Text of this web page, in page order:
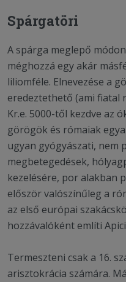
Spárgatöri
A spárga meglepő
méghozzá egy akár
liliomféle. Elnevezése a
eredeztethető (ami fiatal
Kr.e. 5000-től kezdve az
görögök és rómaiak
ugyan gyógyászati, nem
megbetegedések,
kezelésére, por alakban
először valószínűleg a
az első európai
hozzávalóként említi
Termeszteni csak a 16.
arisztokrácia számára.